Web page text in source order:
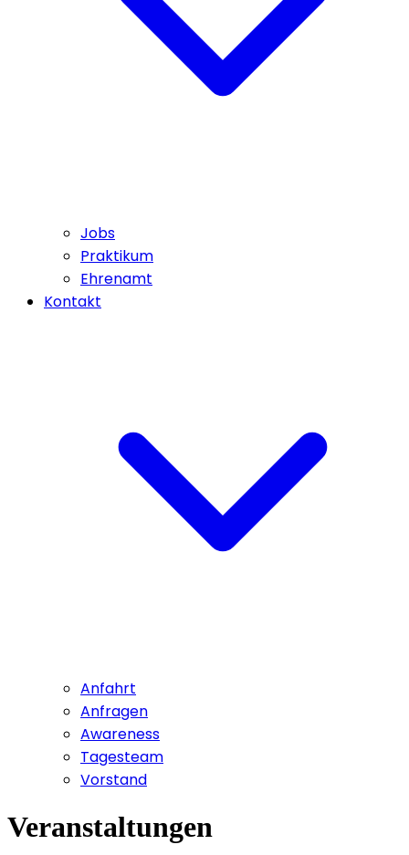
Jobs
Praktikum
Ehrenamt
Kontakt
Anfahrt
Anfragen
Awareness
Tagesteam
Vorstand
Veranstaltungen